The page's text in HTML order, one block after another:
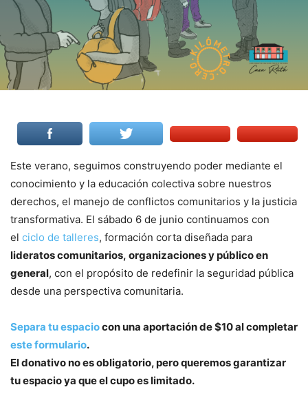
Este verano, seguimos construyendo poder mediante el
conocimiento y la educación colectiva sobre nuestros
derechos, el manejo de conflictos comunitarios y la justicia
transformativa. El sábado 6 de junio continuamos con
el ciclo de talleres, formación corta diseñada para
lideratos comunitarios, organizaciones y público en
general, con el propósito de redefinir la seguridad pública
desde una perspectiva comunitaria.
Separa tu espaciocon una aportación de $10 al completar
este formulario.
El donativo no es obligatorio, pero queremos garantizar
tu espacio ya que el cupo es limitado.